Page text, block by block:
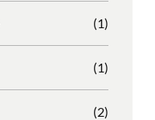
(1)
(1)
(2)